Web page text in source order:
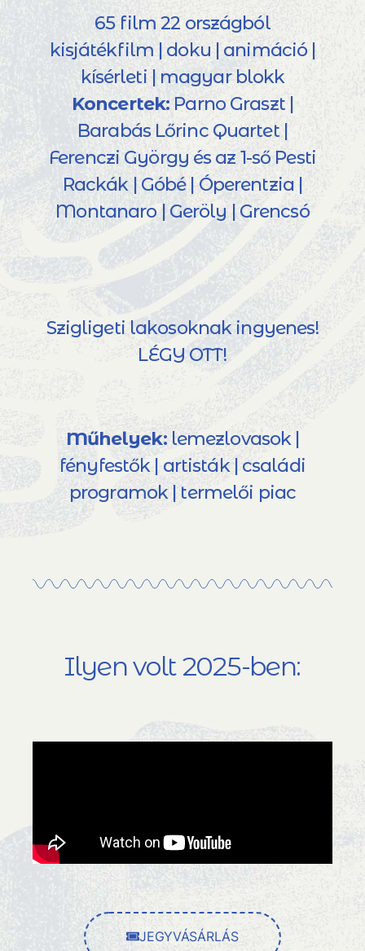
65 film 22 országból
kisjátékfilm | doku | animáció |
kísérleti | magyar blokk
Koncertek: Parno Graszt |
Barabás Lőrinc Quartet |
Ferenczi György és az 1-ső Pesti
Rackák | Góbé | Óperentzia |
Montanaro | Geröly | Grencsó
Szigligeti lakosoknak ingyenes!
LÉGY OTT!
Műhelyek:lemezlovasok |
fényfestők | artisták | családi
programok | termelői piac
Ilyen volt 2025-ben:
JEGYVÁSÁRLÁS